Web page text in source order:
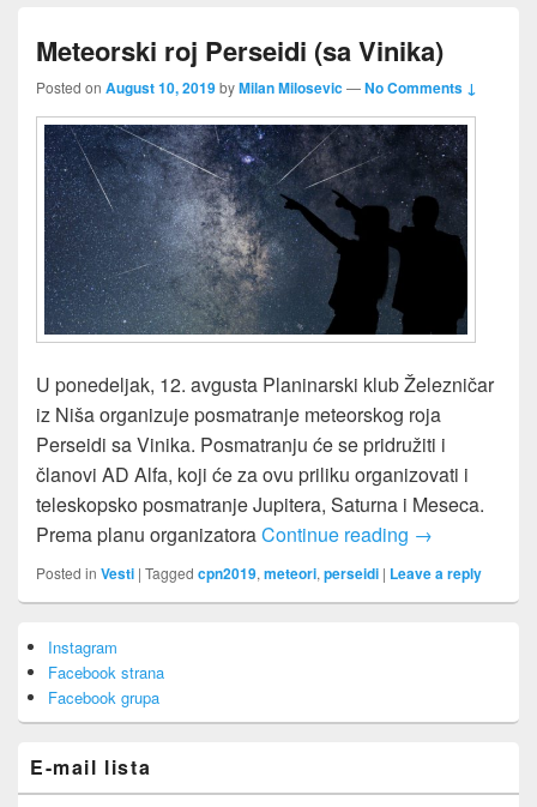
Meteorski roj Perseidi (sa Vinika)
Posted on August 10, 2019byMilan Milosevic—No Comments ↓
U ponedeljak, 12. avgusta Planinarski klub Železničar
iz Niša organizuje posmatranje meteorskog roja
Perseidi sa Vinika. Posmatranju će se pridružiti i
članovi AD Alfa, koji će za ovu priliku organizovati i
teleskopsko posmatranje Jupitera, Saturna i Meseca.
Prema planu organizatoraContinue reading Meteorski roj
→
Posted in Vesti | Tagged cpn2019, meteori, perseidi | Leave a reply
Sidebar
Widget
Area
Instagram
Facebook strana
Facebook grupa
E-mail lista